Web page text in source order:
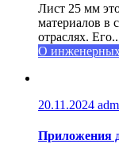
Лист 25 мм
материалов в
отраслях.
О инженерных
20.11.2024
Приложения